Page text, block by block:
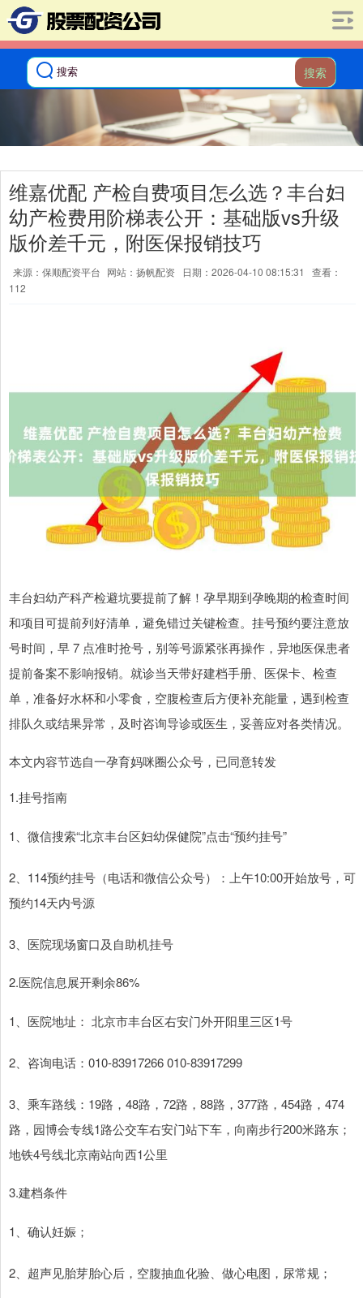
搜索
维嘉优配 产检自费项目怎么选？丰台妇
幼产检费用阶梯表公开：基础版vs升级
版价差千元，附医保报销技巧
来源：保顺配资平台 网站：扬帆配资 日期：2026-04-10 08:15:31
查看：
112
丰台妇幼产科产检避坑要提前了解！孕早期到孕晚期的检查时间
和项目可提前列好清单，避免错过关键检查。挂号预约要注意放
号时间，早 7 点准时抢号，别等号源紧张再操作，异地医保患者
提前备案不影响报销。就诊当天带好建档手册、医保卡、检查
单，准备好水杯和小零食，空腹检查后方便补充能量，遇到检查
排队久或结果异常，及时咨询导诊或医生，妥善应对各类情况。
本文内容节选自一孕育妈咪圈公众号，已同意转发
1.挂号指南
1、微信搜索“北京丰台区妇幼保健院”点击“预约挂号”
2、114预约挂号（电话和微信公众号）：上午10:00开始放号，可
预约14天内号源
3、医院现场窗口及自助机挂号
2.医院信息展开剩余86%
1、医院地址： 北京市丰台区右安门外开阳里三区1号
2、咨询电话：010-83917266 010-83917299
3、乘车路线：19路，48路，72路，88路，377路，454路，474
路，园博会专线1路公交车右安门站下车，向南步行200米路东；
地铁4号线北京南站向西1公里
3.建档条件
1、确认妊娠；
2、超声见胎芽胎心后，空腹抽血化验、做心电图，尿常规；